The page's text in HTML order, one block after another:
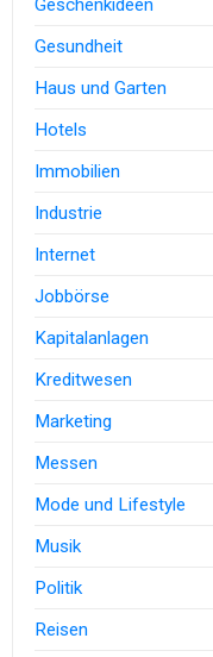
Geschenkideen
Gesundheit
Haus und Garten
Hotels
Immobilien
Industrie
Internet
Jobbörse
Kapitalanlagen
Kreditwesen
Marketing
Messen
Mode und Lifestyle
Musik
Politik
Reisen